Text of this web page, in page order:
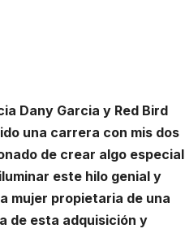
Dany Garcia y Red Bird
una carrera con mis dos
de crear algo especial
este hilo genial y
mujer propietaria de una
de esta adquisición y